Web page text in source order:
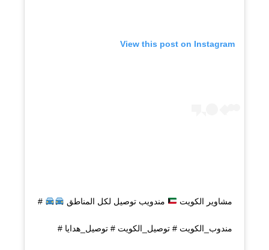
View this post on Instagram
مشاوير الكويت مندويب توصيل لكل المناطق #
مندوب_الكويت # توصيل_الكويت # توصيل_هدايا #